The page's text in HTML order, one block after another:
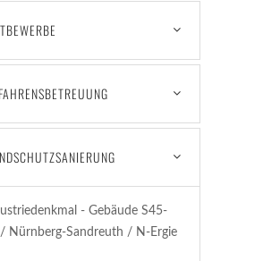
- Gebäude S45-
Nürnberg-Sandreuth / N-Ergie